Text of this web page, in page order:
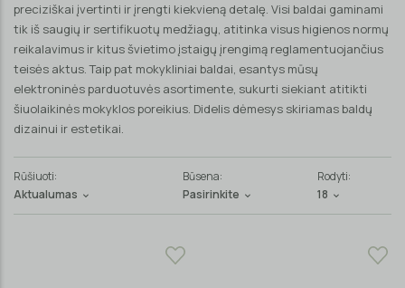
preciziškai įvertinti ir įrengti kiekvieną detalę. Visi baldai gaminami
tik iš saugių ir sertifikuotų medžiagų, atitinka visus higienos normų
reikalavimus ir kitus švietimo įstaigų įrengimą reglamentuojančius
teisės aktus. Taip pat mokykliniai baldai, esantys mūsų
elektroninės parduotuvės asortimente, sukurti siekiant atitikti
šiuolaikinės mokyklos poreikius. Didelis dėmesys skiriamas baldų
dizainui ir estetikai.
Rūšiuoti:
Aktualumas
Būsena:
Pasirinkite
Rodyti:
18